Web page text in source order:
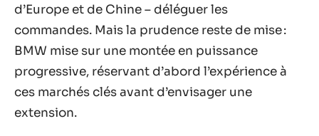
d’Europe et de Chine – déléguer les
commandes. Mais la prudence reste de mise :
BMW mise sur une montée en puissance
progressive, réservant d’abord l’expérience à
ces marchés clés avant d’envisager une
extension.